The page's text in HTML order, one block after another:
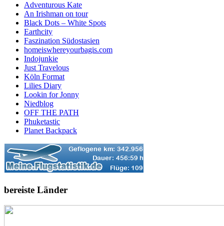
Adventurous Kate
An Irishman on tour
Black Dots – White Spots
Earthcity
Faszination Südostasien
homeiswhereyourbagis.com
Indojunkie
Just Travelous
Köln Format
Lilies Diary
Lookin for Jonny
Niedblog
OFF THE PATH
Phuketastic
Planet Backpack
bereiste Länder